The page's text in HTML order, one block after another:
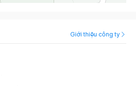
Giới thiệu công ty